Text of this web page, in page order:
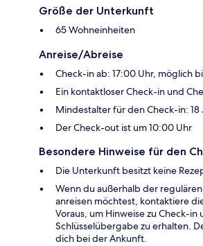
Größe der Unterkunft
65 Wohneinheiten
Anreise/Abreise
Check-in ab: 17:00 Uhr, möglich
Ein kontaktloser Check-in und
Mindestalter für den Check-in: 18
Der Check-out ist um 10:00 Uhr
Besondere Hinweise für den
Die Unterkunft besitzt keine
Wenn du außerhalb der
anreisen möchtest, kontaktiere
Voraus, um Hinweise zu Check-
Schlüsselübergabe zu erhalten.
dich bei der Ankunft.